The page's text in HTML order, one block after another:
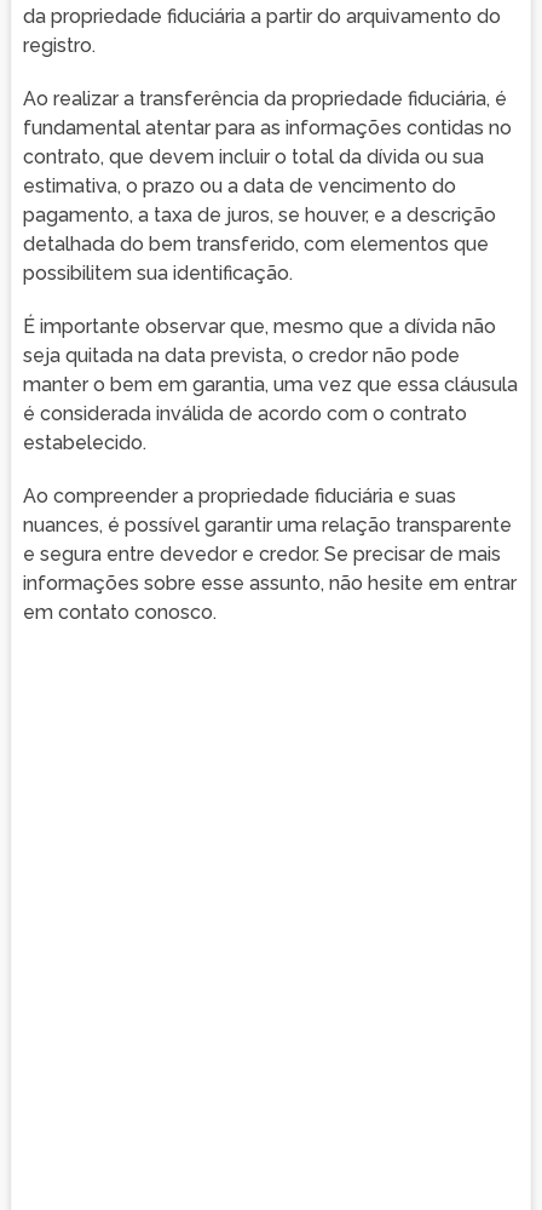
da propriedade fiduciária a partir do arquivamento do
registro.
Ao realizar a transferência da propriedade fiduciária, é
fundamental atentar para as informações contidas no
contrato, que devem incluir o total da dívida ou sua
estimativa, o prazo ou a data de vencimento do
pagamento, a taxa de juros, se houver, e a descrição
detalhada do bem transferido, com elementos que
possibilitem sua identificação.
É importante observar que, mesmo que a dívida não
seja quitada na data prevista, o credor não pode
manter o bem em garantia, uma vez que essa cláusula
é considerada inválida de acordo com o contrato
estabelecido.
Ao compreender a propriedade fiduciária e suas
nuances, é possível garantir uma relação transparente
e segura entre devedor e credor. Se precisar de mais
informações sobre esse assunto, não hesite em entrar
em contato conosco.